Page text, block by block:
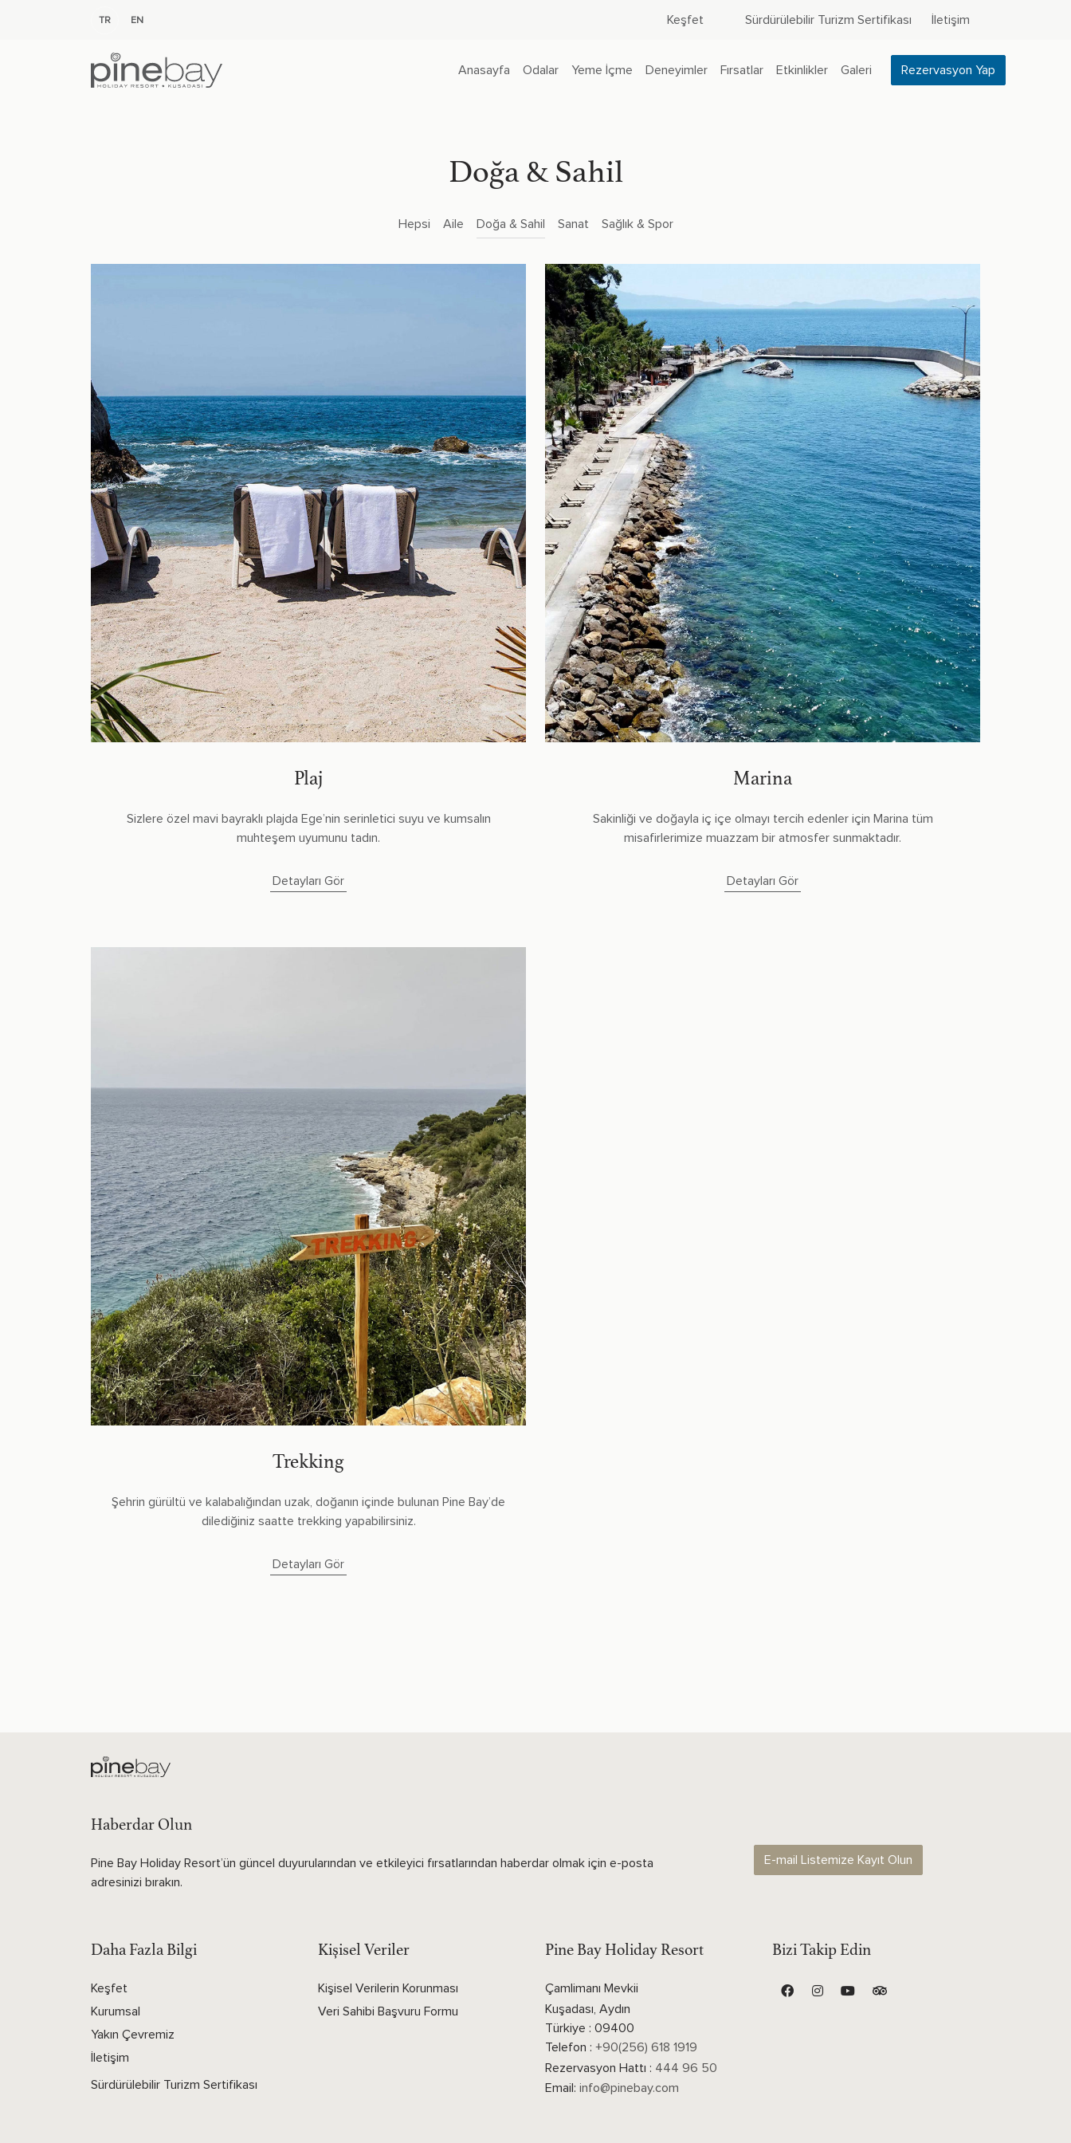
TR EN Keşfet Sürdürülebilir Turizm Sertifikası İletişim
Anasayfa Odalar Yeme İçme Deneyimler Fırsatlar Etkinlikler Galeri Rezervasyon Yap
Doğa & Sahil
Hepsi Aile Doğa & Sahil Sanat Sağlık & Spor
Plaj
Sizlere özel mavi bayraklı plajda Ege’nin serinletici suyu ve kumsalın
muhteşem uyumunu tadın.
Detayları Gör
Marina
Sakinliği ve doğayla iç içe olmayı tercih edenler için Marina tüm
misafirlerimize muazzam bir atmosfer sunmaktadır.
Detayları Gör
Trekking
Şehrin gürültü ve kalabalığından uzak, doğanın içinde bulunan Pine Bay’de
dilediğiniz saatte trekking yapabilirsiniz.
Detayları Gör
Haberdar Olun
Pine Bay Holiday Resort’ün güncel duyurularından ve etkileyici fırsatlarından haberdar olmak için e-posta
adresinizi bırakın.
E-mail Listemize Kayıt Olun
Daha Fazla Bilgi
Keşfet
Kurumsal
Yakın Çevremiz
İletişim
Sürdürülebilir Turizm Sertifikası
Kişisel Veriler
Kişisel Verilerin Korunması
Veri Sahibi Başvuru Formu
Pine Bay Holiday Resort
Çamlimanı Mevkii
Kuşadası, Aydın
Türkiye : 09400
Telefon : +90(256) 618 1919
Rezervasyon Hattı : 444 96 50
Email: info@pinebay.com
Bizi Takip Edin